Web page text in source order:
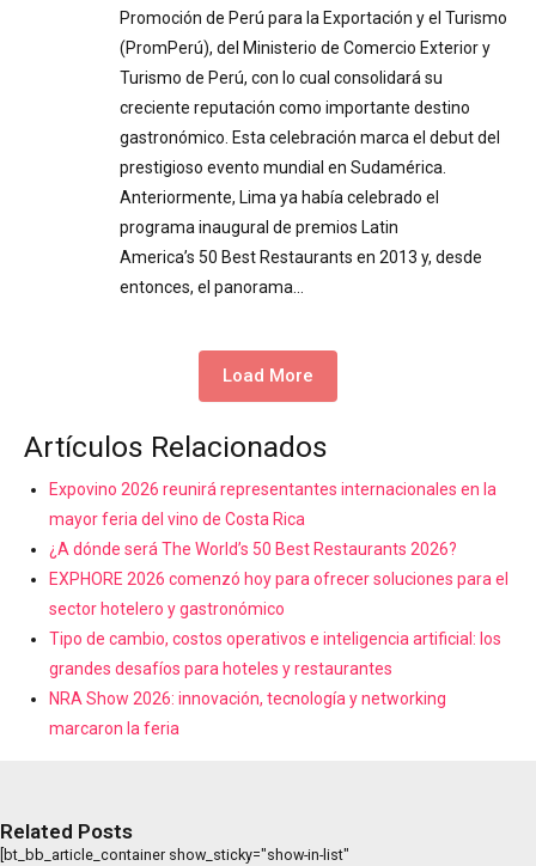
Promoción de Perú para la Exportación y el Turismo
(PromPerú), del Ministerio de Comercio Exterior y
Turismo de Perú, con lo cual consolidará su
creciente reputación como importante destino
gastronómico. Esta celebración marca el debut del
prestigioso evento mundial en Sudamérica.
Anteriormente, Lima ya había celebrado el
programa inaugural de premios Latin
America’s 50 Best Restaurants en 2013 y, desde
entonces, el panorama…
Load More
Artículos Relacionados
Expovino 2026 reunirá representantes internacionales en la
mayor feria del vino de Costa Rica
¿A dónde será The World’s 50 Best Restaurants 2026?
EXPHORE 2026 comenzó hoy para ofrecer soluciones para el
sector hotelero y gastronómico
Tipo de cambio, costos operativos e inteligencia artificial: los
grandes desafíos para hoteles y restaurantes
NRA Show 2026: innovación, tecnología y networking
marcaron la feria
Related Posts
[bt_bb_article_container show_sticky="show-in-list"